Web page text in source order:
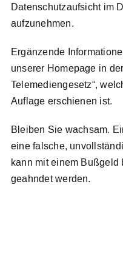
Datenschutzaufsicht im
aufzunehmen.
Ergänzende
unserer Homepage in
Telemediengesetz“,
Auflage erschienen ist.
Bleiben Sie wachsam.
eine falsche,
kann mit einem
geahndet werden.